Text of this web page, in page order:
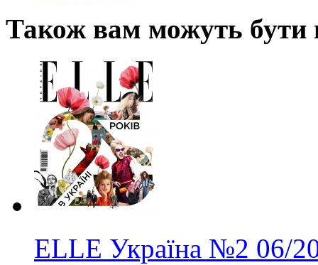
Також вам можуть бути
ELLE Україна №2 06/